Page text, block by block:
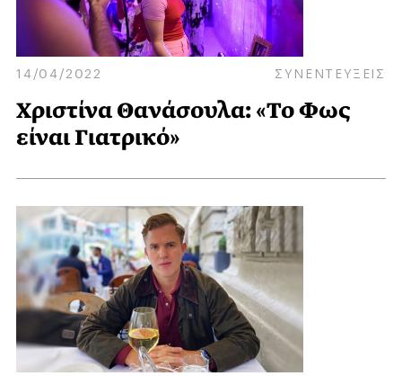
14/04/2022 ΣΥΝΕΝΤΕΥΞΕΙΣ
Χριστίνα Θανάσουλα: «Το Φως
είναι Γιατρικό»